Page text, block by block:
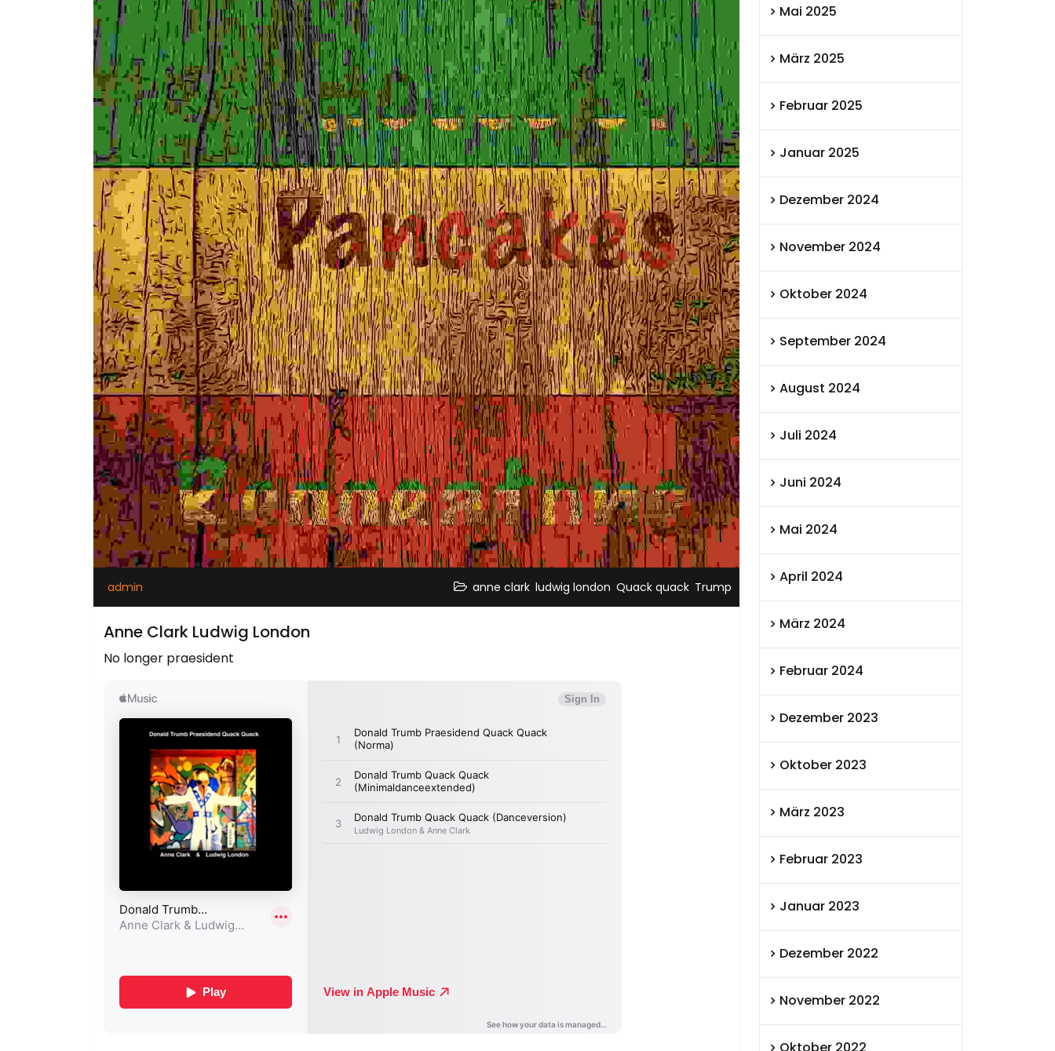
admin anne clark ludwig london Quack quack Trump
Anne Clark Ludwig London
No longer praesident
Mai 2025
März 2025
Februar 2025
Januar 2025
Dezember 2024
November 2024
Oktober 2024
September 2024
August 2024
Juli 2024
Juni 2024
Mai 2024
April 2024
März 2024
Februar 2024
Dezember 2023
Oktober 2023
März 2023
Februar 2023
Januar 2023
Dezember 2022
November 2022